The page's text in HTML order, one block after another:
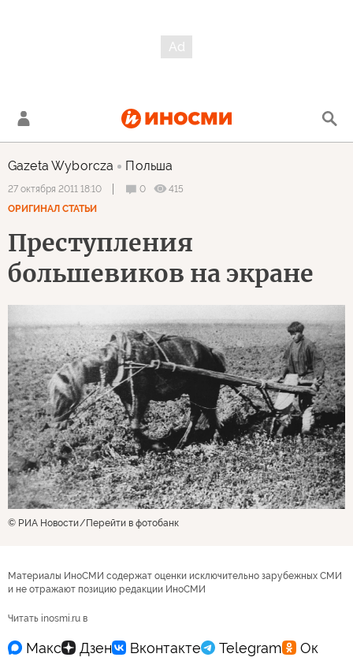
Gazeta Wyborcza Польша
27 октября 2011 18:10 0
415
ОРИГИНАЛ СТАТЬИ
Преступления
большевиков на экране
© РИА Новости Перейти в фотобанк
Материалы ИноСМИ содержат оценки исключительно зарубежных СМИ
и не отражают позицию редакции ИноСМИ
Читать inosmi.ru в